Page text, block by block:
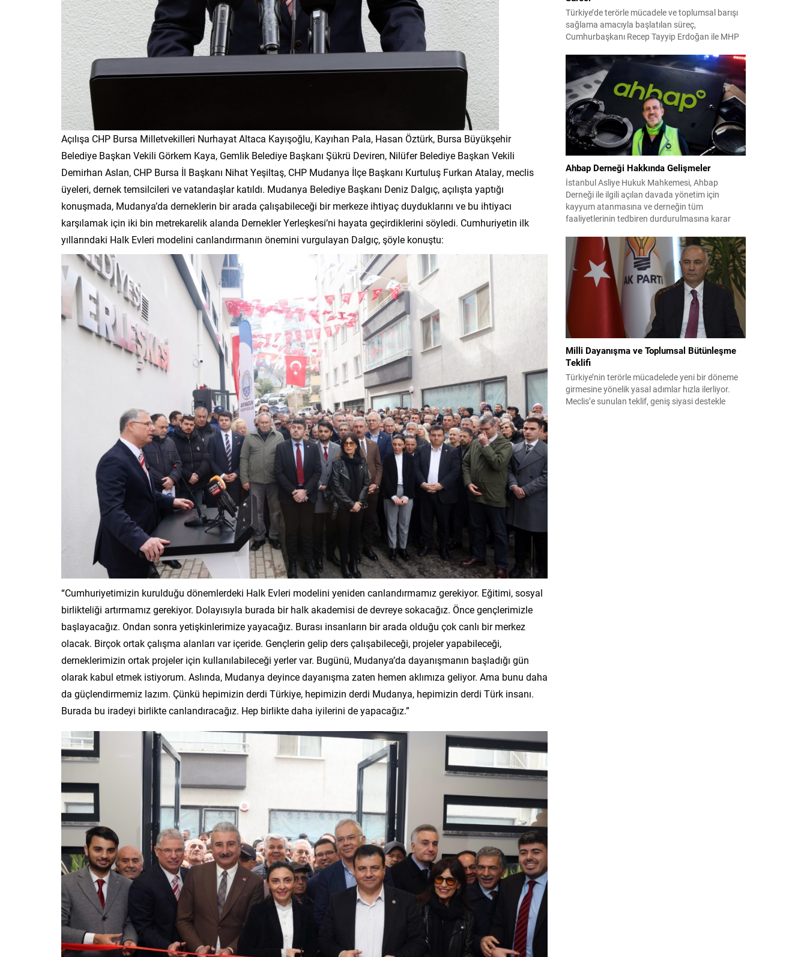
Açılışa CHP Bursa Milletvekilleri Nurhayat Altaca Kayışoğlu, Kayıhan Pala, Hasan Öztürk, Bursa Büyükşehir
Belediye Başkan Vekili Görkem Kaya, Gemlik Belediye Başkanı Şükrü Deviren, Nilüfer Belediye Başkan Vekili
Demirhan Aslan, CHP Bursa İl Başkanı Nihat Yeşiltaş, CHP Mudanya İlçe Başkanı Kurtuluş Furkan Atalay, meclis
üyeleri, dernek temsilcileri ve vatandaşlar katıldı. Mudanya Belediye Başkanı Deniz Dalgıç, açılışta yaptığı
konuşmada, Mudanya’da derneklerin bir arada çalışabileceği bir merkeze ihtiyaç duyduklarını ve bu ihtiyacı
karşılamak için iki bin metrekarelik alanda Dernekler Yerleşkesi’ni hayata geçirdiklerini söyledi. Cumhuriyetin ilk
yıllarındaki Halk Evleri modelini canlandırmanın önemini vurgulayan Dalgıç, şöyle konuştu:
“Cumhuriyetimizin kurulduğu dönemlerdeki Halk Evleri modelini yeniden canlandırmamız gerekiyor. Eğitimi, sosyal
birlikteliği artırmamız gerekiyor. Dolayısıyla burada bir halk akademisi de devreye sokacağız. Önce gençlerimizle
başlayacağız. Ondan sonra yetişkinlerimize yayacağız. Burası insanların bir arada olduğu çok canlı bir merkez
olacak. Birçok ortak çalışma alanları var içeride. Gençlerin gelip ders çalışabileceği, projeler yapabileceği,
derneklerimizin ortak projeler için kullanılabileceği yerler var. Bugünü, Mudanya’da dayanışmanın başladığı gün
olarak kabul etmek istiyorum. Aslında, Mudanya deyince dayanışma zaten hemen aklımıza geliyor. Ama bunu daha
da güçlendirmemiz lazım. Çünkü hepimizin derdi Türkiye, hepimizin derdi Mudanya, hepimizin derdi Türk insanı.
Burada bu iradeyi birlikte canlandıracağız. Hep birlikte daha iyilerini de yapacağız.”
Türkiye’de terörle mücadele ve toplumsal barışı
sağlama amacıyla başlatılan süreç,
Cumhurbaşkanı Recep Tayyip Erdoğan ile MHP
bir döneme girdi. Yaklaşık iki yıldır devam eden
çalışmaların ardından şimdi sürecin yasal zemini,
12 maddelik bir çerçeve yasa ile şekillendiriliyor.
Bugün komisyonda görüşülecek olan bu yasa
taslağı,...
Ahbap Derneği Hakkında Gelişmeler
İstanbul Asliye Hukuk Mahkemesi, Ahbap
Derneği ile ilgili açılan davada yönetim için
kayyum atanmasına ve derneğin tüm
faaliyetlerinin tedbiren durdurulmasına karar
kararı verilmiş olup son adım doğrudan yönetime
ilişkin bir tedbir niteliği taşıyor. İstanbul Emniyet
Müdürlüğü Mali Suçlarla Mücadele Şube
Müdürlüğü ve İstanbul...
Milli Dayanışma ve Toplumsal Bütünleşme
Teklifi
Türkiye’nin terörle mücadelede yeni bir döneme
girmesine yönelik yasal adımlar hızla ilerliyor.
Meclis’e sunulan teklif, geniş siyasi destekle